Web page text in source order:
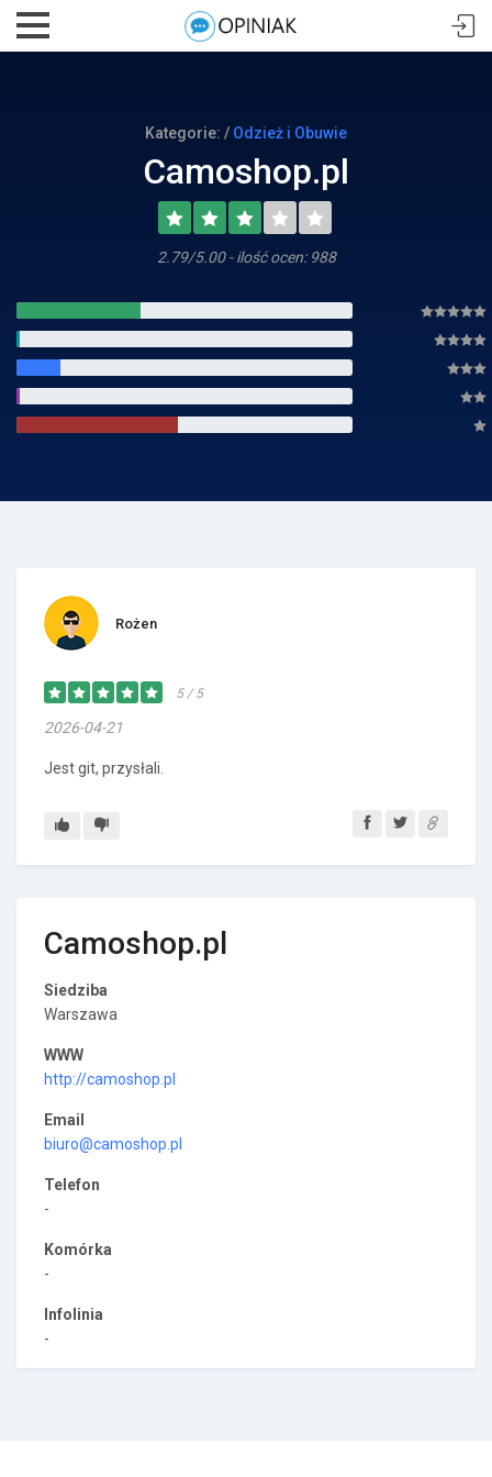
Kategorie: / Odzież i Obuwie
Camoshop.pl
2.79/5.00 - ilość ocen: 988
Rożen
5 / 5
2026-04-21
Jest git, przysłali.
Camoshop.pl
Siedziba
Warszawa
WWW
http://camoshop.pl
Email
biuro@camoshop.pl
Telefon
-
Komórka
-
Infolinia
-